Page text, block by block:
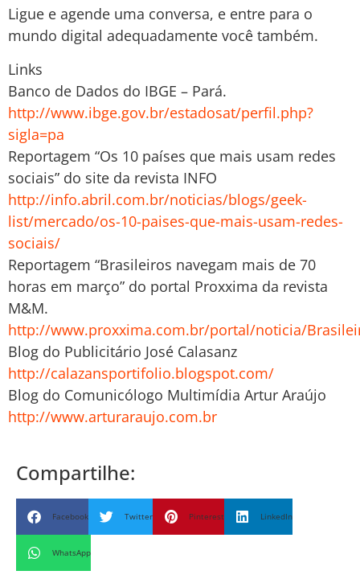
Ligue e agende uma conversa, e entre para o
mundo digital adequadamente você também.
Links
Banco de Dados do IBGE – Pará.
http://www.ibge.gov.br/estadosat/perfil.php?
sigla=pa
Reportagem “Os 10 países que mais usam redes
sociais” do site da revista INFO
http://info.abril.com.br/noticias/blogs/geek-
list/mercado/os-10-paises-que-mais-usam-redes-
sociais/
Reportagem “Brasileiros navegam mais de 70
horas em março” do portal Proxxima da revista
M&M.
http://www.proxxima.com.br/portal/noticia/
Blog do Publicitário José Calasanz
http://calazansportifolio.blogspot.com/
Blog do Comunicólogo Multimídia Artur Araújo
http://www.arturaraujo.com.br
Compartilhe:
Facebook Twitter Pinterest LinkedIn
WhatsApp